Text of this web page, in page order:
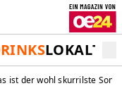
ist der wohl skurrilste